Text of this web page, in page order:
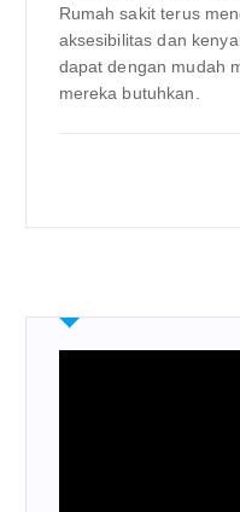
Rumah sakit terus
aksesibilitas dan
dapat dengan mudah
mereka butuhkan.